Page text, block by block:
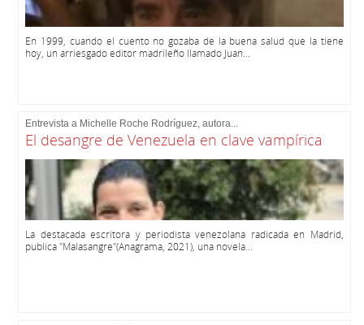
En 1999, cuando el cuento no gozaba de la buena salud que la tiene
hoy, un arriesgado editor madrileño llamado Juan...
Entrevista a Michelle Roche Rodríguez, autora...
El desangre de Venezuela en clave vampírica
La destacada escritora y periodista venezolana radicada en Madrid,
publica "Malasangre"(Anagrama, 2021), una novela...